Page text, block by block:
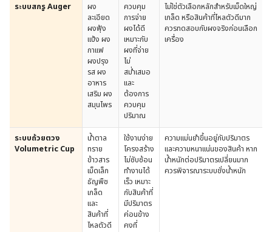
ระบบสกรู Auger
ผง
ละเอียด
ผงฟุ้ง
แป้ง ผง
กาแฟ
ผงปรุง
รส ผง
อาหาร
เสริม ผง
สมุนไพร
ควบคุม
การจ่าย
ผงได้ดี
เหมาะกับ
ผงที่จ่าย
ไม่
สม่ำเสมอ
และ
ต้องการ
ควบคุม
ปริมาณ
ไม่ใช่ตัวเลือกหลักสำหรับเม็ดใหญ่
เกล็ด หรือสินค้าที่ไหลตัวดีมาก
ควรทดสอบกับผงจริงก่อนเลือก
เครื่อง
ระบบถ้วยตวง
Volumetric Cup
น้ำตาล
ทราย
ข้าวสาร
เม็ดเล็ก
ธัญพืช
เกล็ด
และ
สินค้าที่
ไหลตัวดี
ใช้งานง่าย
โครงสร้าง
ไม่ซับซ้อน
ทำงานได้
เร็ว เหมาะ
กับสินค้าที่
มีปริมาตร
ค่อนข้าง
คงที่
ความแม่นยำขึ้นอยู่กับปริมาตร
และความหนาแน่นของสินค้า หาก
น้ำหนักต่อปริมาตรเปลี่ยนมาก
ควรพิจารณาระบบชั่งน้ำหนัก